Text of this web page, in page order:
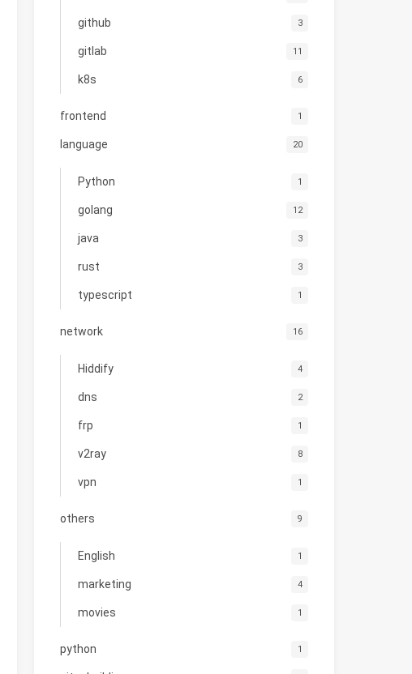
github 3
gitlab 11
k8s 6
frontend 1
language 20
Python 1
golang 12
java 3
rust 3
typescript 1
network 16
Hiddify 4
dns 2
frp 1
v2ray 8
vpn 1
others 9
English 1
marketing 4
movies 1
python 1